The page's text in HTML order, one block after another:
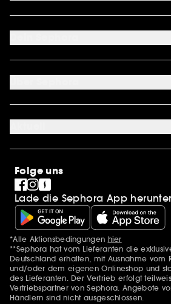
FAQ
Kontakt
Mein Konto
Sephora Unlimited
Über uns
Karriere
SEPHORA Prize
Pride
Folge uns
Lade die Sephora App herunter
Zusätzlich Erwähnungen
*Alle Aktionsbedingungen hier
**Sephora hat vom Lieferanten die
Deutschland erhalten, mit Ausnahme vom
und/oder dem eigenen Onlineshop und
des Lieferanten. Der Vertrieb erfolgt
Vertriebspartner von Sephora. Angebote
Händlern sind nicht ausgeschlossen.